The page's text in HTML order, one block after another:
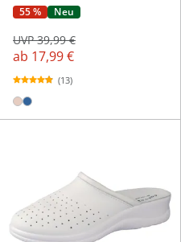
55 % Neu
ab 17,99 €
UVP 39,99 €
(13)